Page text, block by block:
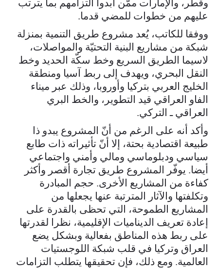
وقطر، والإمارات ممّن أبدوا التزامهم بما يترتب
عليهم من خطوات للمضي قدما.
ووفقا للكاتب، يُعد مشروع طريق التنمية بمنزلة
شبكة من مشاريع البنية التحتيّة والمواصلات،
لاسيما الطريق السريع وخط سكّة الحديد وخط
النقل البحري، ويهدف إلى ربط آسيا ومنطقة
الخليج العربي بتركيا وأوروبا، وذلك عبر ميناء
الفاو العراقي قيد التطوير، والخط البري
العراقي ـ التركي.
وأكد أنه على الرغم من أنّ المشروع يبدو ذا
طبيعة اقتصادية بحتة، إلا أنّ تأثيراته ذات طابع
سياسي ودبلوماسي ومالي وأمني واجتماعي
أيضا. يوفّر المشروع طريق تجارة أقصر وأكثر
كفاءة من المشاريع الأخرى. حجم المبادرة
وتكلفتها والآثار المترتبة عنها يجعلها من
المشاريع الطموحة، التي تحظى بالقدرة على
إعادة تعريف الديناميات الإقليمية، نظرا لقدرتها
على ربط هذه المناطق بفعالية وبشكل يضع
العراق وتركيا في قلب شبكة اللوجستيات
العالمية. ومع ذلك، فإن تحقيقها يتطلب التزامات